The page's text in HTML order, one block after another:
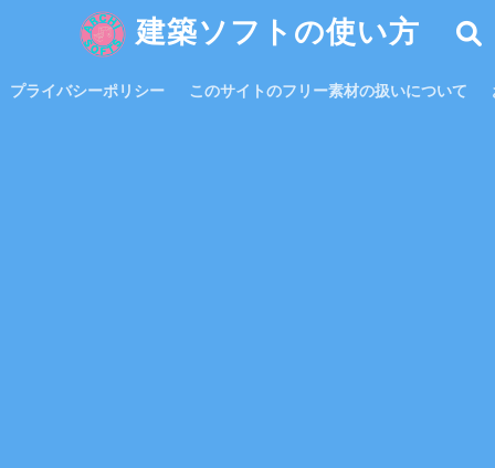
建築ソフトの使い方
プライバシーポリシー このサイトのフリー素材の扱いについて